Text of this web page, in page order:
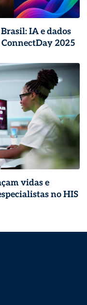
IA e dados
2025
vidas e
no HIS